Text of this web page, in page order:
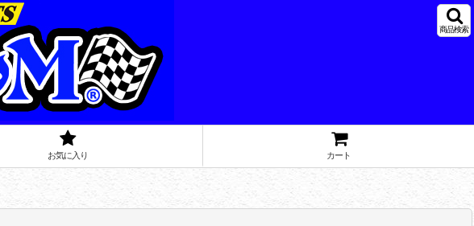
商品検索
お気に入り カート